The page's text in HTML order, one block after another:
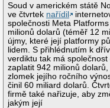
Soud v americkém státě
ve čtvrtek nařídil
společnosti Meta
milionů dolarů (téměř 12
újmy, které její platformy
lidem. S přihlédnutím k
verdiktu tak má společnost
zaplatit 942 milionů
zlomek jejího ročního
činil 60 miliard dolarů.
firmě také nařizuje, aby
jakým její